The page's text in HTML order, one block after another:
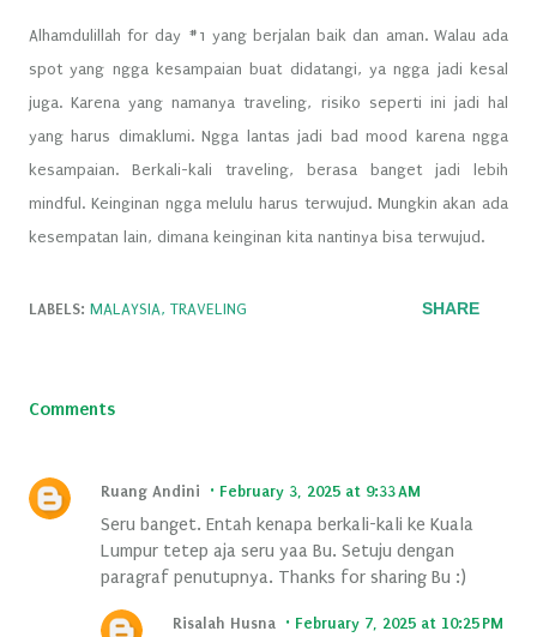
Alhamdulillah for day #1 yang berjalan baik dan aman. Walau ada
spot yang ngga kesampaian buat didatangi, ya ngga jadi kesal
juga. Karena yang namanya traveling, risiko seperti ini jadi hal
yang harus dimaklumi. Ngga lantas jadi bad mood karena ngga
kesampaian. Berkali-kali traveling, berasa banget jadi lebih
mindful. Keinginan ngga melulu harus terwujud. Mungkin akan ada
kesempatan lain, dimana keinginan kita nantinya bisa terwujud.
LABELS: MALAYSIA TRAVELING SHARE
Comments
Ruang Andini February 3, 2025 at 9:33 AM
Seru banget. Entah kenapa berkali-kali ke Kuala
Lumpur tetep aja seru yaa Bu. Setuju dengan
paragraf penutupnya. Thanks for sharing Bu :)
Risalah Husna February 7, 2025 at 10:25 PM